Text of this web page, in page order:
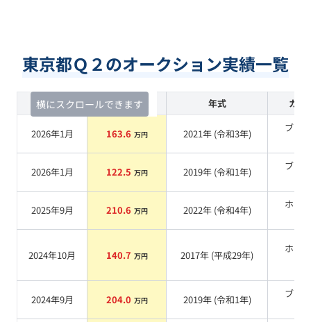
東京都Ｑ２のオークション実績一覧
横にスクロールできます
査定時期 セルカ実績 年式 カラ
2026年1月 163.6 万円 2021年 (令和3年)
ブラ
2026年1月 122.5 万円 2019年 (令和1年)
ブラ
2025年9月 210.6 万円 2022年 (令和4年)
ホワ
2024年10月 140.7 万円 2017年 (平成29年)
ホワ
2024年9月 204.0 万円 2019年 (令和1年)
ブラ